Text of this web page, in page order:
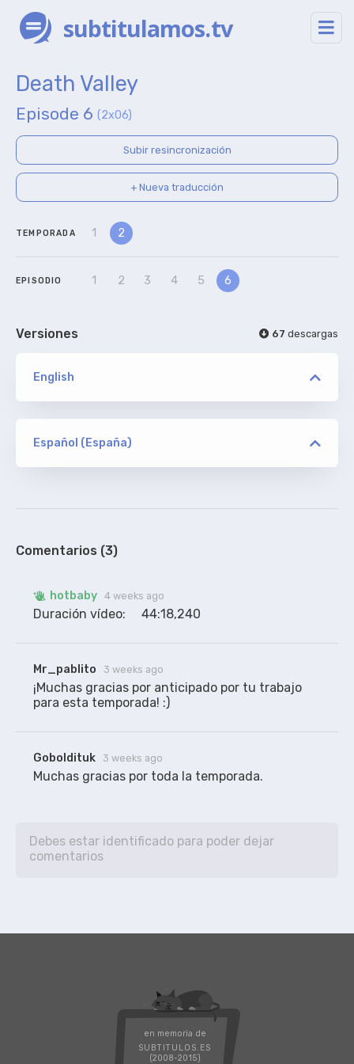
subtitulamos.tv
Death Valley
Episode 6 (2x06)
Subir resincronización
+ Nueva traducción
TEMPORADA 1 2
EPISODIO 1 2 3 4 5 6
Versiones 67 descargas
English
JFF
ORIGINAL hotbaby
Español (España)
JFF
Comentarios (3)
hotbaby 4 weeks ago
Duración vídeo:     44:18,240
Mr_pablito 3 weeks ago
¡Muchas gracias por anticipado por tu trabajo
para esta temporada! :)
Goboldituk 3 weeks ago
Muchas gracias por toda la temporada.
en memoria de
SUBTITULOS.ES
(2008-2015)